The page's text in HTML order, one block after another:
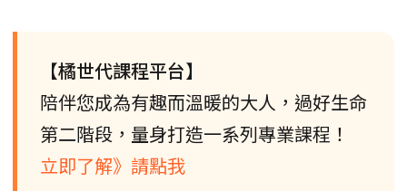
【橘世代課程平台】
陪伴您成為有趣而溫暖的大人，過好生命
第二階段，量身打造一系列專業課程！
立即了解》請點我